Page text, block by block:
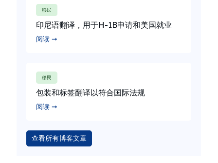
移民
印尼语翻译，用于H-1B申请和美国就业
阅读 ➞
移民
包装和标签翻译以符合国际法规
阅读 ➞
查看所有博客文章